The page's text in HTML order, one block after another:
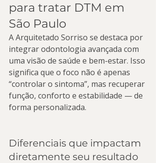
para tratar DTM em
São Paulo
A Arquitetado Sorriso se destaca por
integrar odontologia avançada com
uma visão de saúde e bem-estar. Isso
significa que o foco não é apenas
“controlar o sintoma”, mas recuperar
função, conforto e estabilidade — de
forma personalizada.
Diferenciais que impactam
diretamente seu resultado